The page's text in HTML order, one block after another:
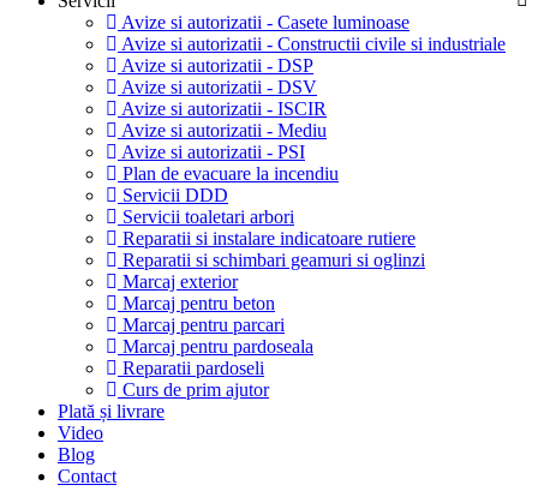
Avize si autorizatii - Casete luminoase
Avize si autorizatii - Constructii civile si industriale
Avize si autorizatii - DSP
Avize si autorizatii - DSV
Avize si autorizatii - ISCIR
Avize si autorizatii - Mediu
Avize si autorizatii - PSI
Plan de evacuare la incendiu
Servicii DDD
Servicii toaletari arbori
Reparatii si instalare indicatoare rutiere
Reparatii si schimbari geamuri si oglinzi
Marcaj exterior
Marcaj pentru beton
Marcaj pentru parcari
Marcaj pentru pardoseala
Reparatii pardoseli
Curs de prim ajutor
Plată și livrare
Video
Blog
Contact